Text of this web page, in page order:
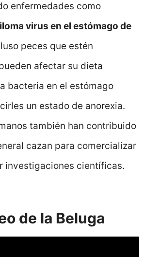
enfermedades como
virus en el estómago de
peces que estén
afectar su dieta
bacteria en el estómago
un estado de anorexia.
también han contribuido
cazan para comercializar
investigaciones científicas.
de la Beluga